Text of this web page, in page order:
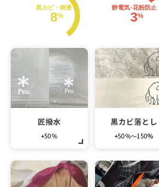
黒カビ・樹液
8%
静電気･花粉防止
3%
匠撥水
+50％
黒カビ落とし
+50％～150%